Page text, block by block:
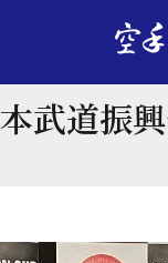
武道振